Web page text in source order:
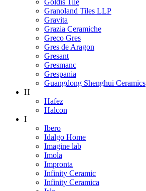
Granoland Tiles LLP
Gravita
Grazia Ceramiche
Greco Gres
Gres de Aragon
Gresant
Gresmanc
Grespania
Guangdong Shenghui Ceramics
H
Hafez
Halcon
I
Ibero
Idalgo Home
Imagine lab
Imola
Impronta
Infinity Ceramic
Infinity Ceramica